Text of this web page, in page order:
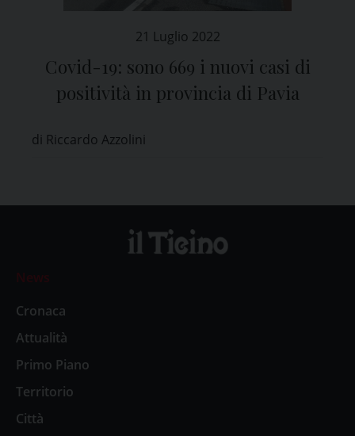
21 Luglio 2022
Covid-19: sono 669 i nuovi casi di
positività in provincia di Pavia
di Riccardo Azzolini
News
Cronaca
Attualità
Primo Piano
Territorio
Città